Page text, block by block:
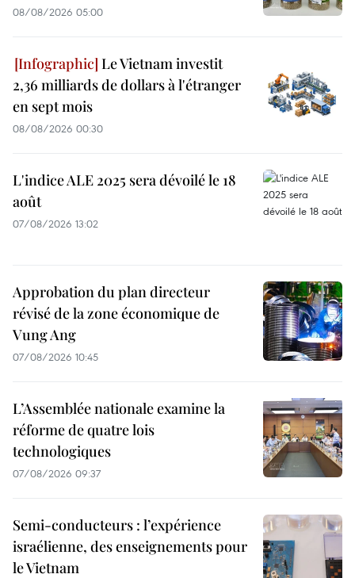
08/08/2026 05:00
Le Vietnam investit
2,36 milliards de dollars à l'étranger
en sept mois
08/08/2026 00:30
L'indice ALE 2025 sera dévoilé le 18
août
07/08/2026 13:02
Approbation du plan directeur
révisé de la zone économique de
Vung Ang
07/08/2026 10:45
L’Assemblée nationale examine la
réforme de quatre lois
technologiques
07/08/2026 09:37
Semi-conducteurs : l’expérience
israélienne, des enseignements pour
le Vietnam